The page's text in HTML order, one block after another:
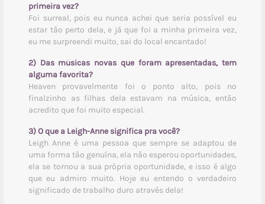
primeira vez?
Foi surreal, pois eu nunca achei que seria possível eu
estar tão perto dela, e já que foi a minha primeira vez,
eu me surpreendi muito, sai do local encantado!
2) Das músicas novas que foram apresentadas, tem
alguma favorita?
Heaven provavelmente foi o ponto alto, pois no
finalzinho as filhas dela estavam na música, então
acredito que foi muito especial.
3) O que a Leigh-Anne significa pra você?
Leigh Anne é uma pessoa que sempre se adaptou de
uma forma tão genuína, ela não esperou oportunidades,
ela se tornou a sua própria oportunidade, e isso é algo
que eu admiro muito. Hoje eu entendo o verdadeiro
significado de trabalho duro através dela!